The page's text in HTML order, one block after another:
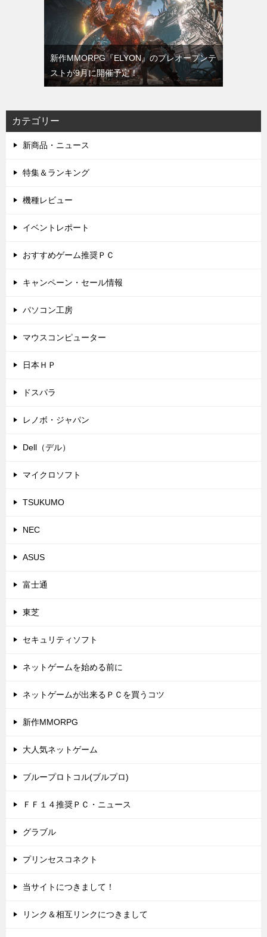
新作MMORPG『ELYON』のプレオープンテ
ストが9月に開催予定！
カテゴリー
新商品・ニュース
特集＆ランキング
機種レビュー
イベントレポート
おすすめゲーム推奨ＰＣ
キャンペーン・セール情報
パソコン工房
マウスコンピューター
日本ＨＰ
ドスパラ
レノボ・ジャパン
Dell（デル）
マイクロソフト
TSUKUMO
NEC
ASUS
富士通
東芝
セキュリティソフト
ネットゲームを始める前に
ネットゲームが出来るＰＣを買うコツ
新作MMORPG
大人気ネットゲーム
ブループロトコル(ブルプロ)
ＦＦ１４推奨ＰＣ・ニュース
グラブル
プリンセスコネクト
当サイトにつきまして！
リンク＆相互リンクにつきまして